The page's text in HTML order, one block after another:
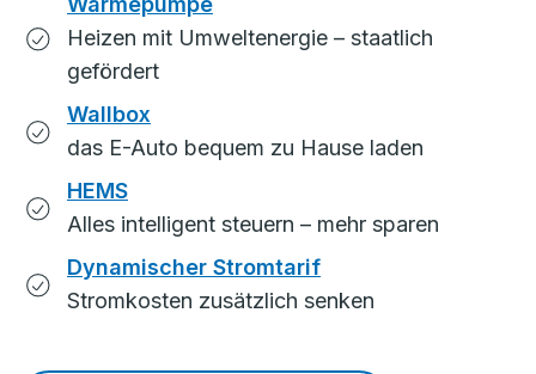
Heizen mit Umweltenergie – staatlich
gefördert
Wallbox
das E-Auto bequem zu Hause laden
HEMS
Alles intelligent steuern – mehr sparen
Dynamischer Stromtarif
Stromkosten zusätzlich senken